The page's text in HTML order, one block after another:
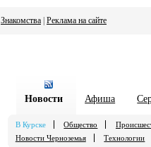
Знакомства Реклама на сайте
Новости Афиша
В Курске Общество
Новости Черноземья
Технологии